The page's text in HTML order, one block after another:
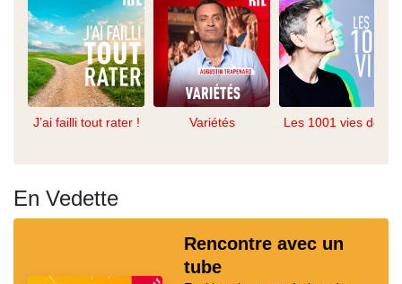
J’ai failli tout rater ! Variétés Les 1001 vies de...
En Vedette
Rencontre avec un
tube